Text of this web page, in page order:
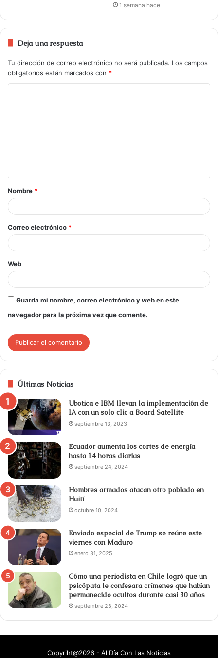
1 semana hace
Deja una respuesta
Tu dirección de correo electrónico no será publicada. Los campos
obligatorios están marcados con *
Nombre *
Correo electrónico *
Web
Guarda mi nombre, correo electrónico y web en este
navegador para la próxima vez que comente.
Últimas Noticias
Ubotica e IBM llevan la implementación de
IA con un solo clic a Board Satellite
septiembre 13, 2023
Ecuador aumenta los cortes de energía
hasta 14 horas diarias
septiembre 24, 2024
Hombres armados atacan otro poblado en
Haití
octubre 10, 2024
Enviado especial de Trump se reúne este
viernes con Maduro
enero 31, 2025
Cómo una periodista en Chile logró que un
psicópata le confesara crímenes que habían
permanecido ocultos durante casi 30 años
septiembre 23, 2024
Copyriht@2026 - Al Día Con Las Noticias